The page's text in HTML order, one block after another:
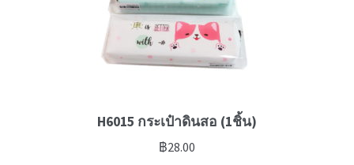
H6015 กระเป๋าดินสอ (1ชิ้น)
฿28.00